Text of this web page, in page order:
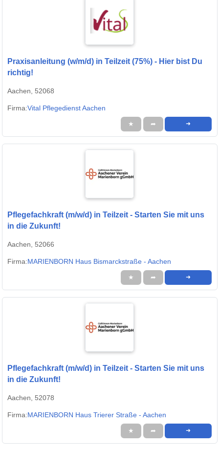
Praxisanleitung (w/m/d) in Teilzeit (75%) - Hier bist Du
richtig!
Aachen, 52068
Firma:Vital Pflegedienst Aachen
★ ➦ ➜
Pflegefachkraft (m/w/d) in Teilzeit - Starten Sie mit uns
in die Zukunft!
Aachen, 52066
Firma:MARIENBORN Haus Bismarckstraße - Aachen
★ ➦ ➜
Pflegefachkraft (m/w/d) in Teilzeit - Starten Sie mit uns
in die Zukunft!
Aachen, 52078
Firma:MARIENBORN Haus Trierer Straße - Aachen
★ ➦ ➜